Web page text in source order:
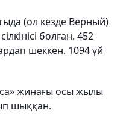
(ол кезде Верный)
болған. 452
шеккен. 1094 үй
жинағы осы жылы
шыққан.